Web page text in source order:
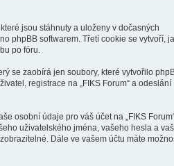
jsou stáhnuty a uloženy v dočasných
phpBB softwarem. Třetí cookie se vytvoří,
po fóru.
se zaobírá jen soubory, které vytvořilo
registrace na „FIKS Forum“ a odeslání
osobní údaje pro váš účet na „FIKS
uživatelského jména, vašeho hesla a
Dále ve vašem účtu máte